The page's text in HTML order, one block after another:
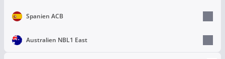
Spanien ACB
Australien NBL1 East